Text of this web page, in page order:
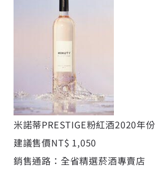
米諾蒂PRESTIGE粉紅酒2020年份
建議售價NT$ 1,050
銷售通路：全省精選菸酒專賣店